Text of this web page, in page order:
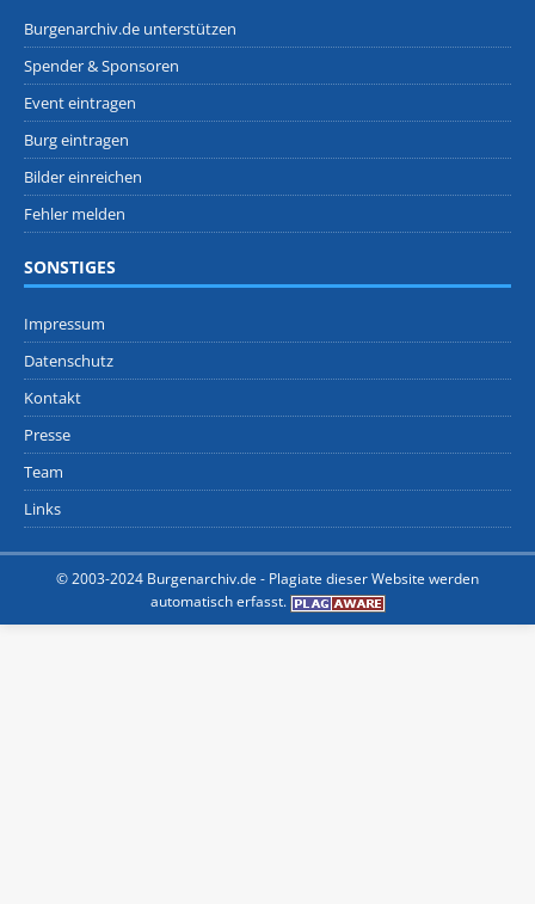
Burgenarchiv.de unterstützen
Spender & Sponsoren
Event eintragen
Burg eintragen
Bilder einreichen
Fehler melden
SONSTIGES
Impressum
Datenschutz
Kontakt
Presse
Team
Links
© 2003-2024 Burgenarchiv.de - Plagiate dieser Website werden
automatisch erfasst.